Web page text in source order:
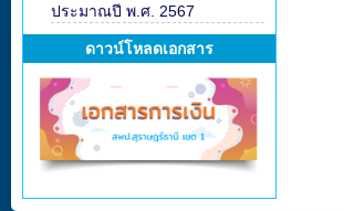
ประมาณปี พ.ศ. 2567
ดาวน์โหลดเอกสาร